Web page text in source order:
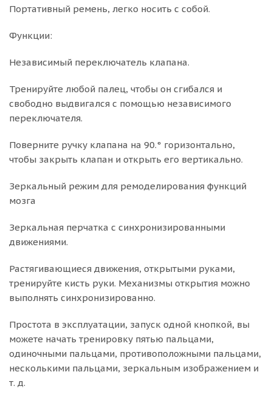
Портативный ремень, легко носить с собой.
Функции:
Независимый переключатель клапана.
Тренируйте любой палец, чтобы он сгибался и
свободно выдвигался с помощью независимого
переключателя.
Поверните ручку клапана на 90.° горизонтально,
чтобы закрыть клапан и открыть его вертикально.
Зеркальный режим для ремоделирования функций
мозга
Зеркальная перчатка с синхронизированными
движениями.
Растягивающиеся движения, открытыми руками,
тренируйте кисть руки. Механизмы открытия можно
выполнять синхронизированно.
Простота в эксплуатации, запуск одной кнопкой, вы
можете начать тренировку пятью пальцами,
одиночными пальцами, противоположными пальцами,
несколькими пальцами, зеркальным изображением и
т. д.